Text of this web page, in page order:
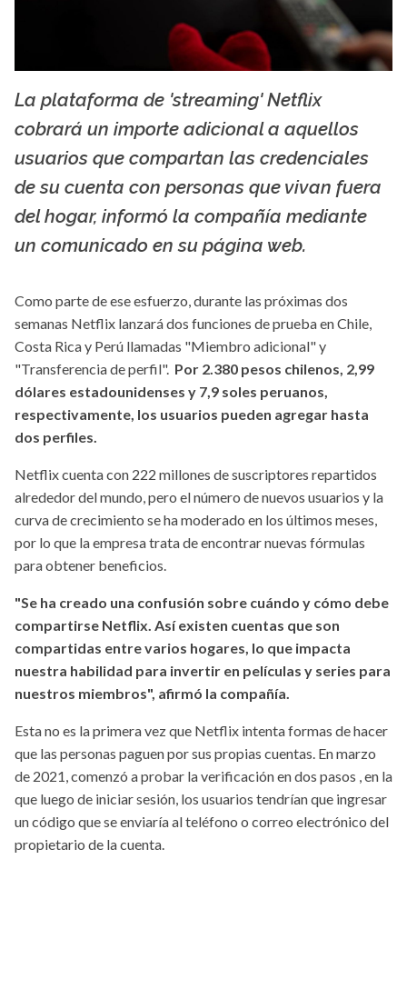
elperiodico.com
La plataforma de 'streaming' Netflix
cobrará un importe adicional a aquellos
usuarios que compartan las credenciales
de su cuenta con personas que vivan fuera
del hogar, informó la compañía mediante
un comunicado en su página web.
Como parte de ese esfuerzo, durante las próximas dos
semanas Netflix lanzará dos funciones de prueba en Chile,
Costa Rica y Perú llamadas "Miembro adicional" y
"Transferencia de perfil". Por 2.380 pesos chilenos, 2,99
dólares estadounidenses y 7,9 soles peruanos,
respectivamente, los usuarios pueden agregar hasta
dos perfiles.
Netflix cuenta con 222 millones de suscriptores repartidos
alrededor del mundo, pero el número de nuevos usuarios y la
curva de crecimiento se ha moderado en los últimos meses,
por lo que la empresa trata de encontrar nuevas fórmulas
para obtener beneficios.
"Se ha creado una confusión sobre cuándo y cómo debe
compartirse Netflix. Así existen cuentas que son
compartidas entre varios hogares, lo que impacta
nuestra habilidad para invertir en películas y series para
nuestros miembros", afirmó la compañía.
Esta no es la primera vez que Netflix intenta formas de hacer
que las personas paguen por sus propias cuentas. En marzo
de 2021, comenzó a probar la verificación en dos pasos , en la
que luego de iniciar sesión, los usuarios tendrían que ingresar
un código que se enviaría al teléfono o correo electrónico del
propietario de la cuenta.